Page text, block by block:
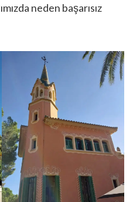
neden başarısız